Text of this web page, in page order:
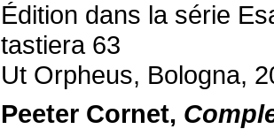
Édition dans la série
tastiera 63
Ut Orpheus, Bologna,
Peeter Cornet,